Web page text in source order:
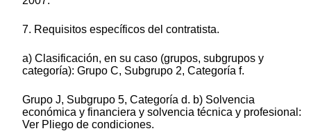
7. Requisitos específicos del contratista.
a) Clasificación, en su caso (grupos, subgrupos y
categoría): Grupo C, Subgrupo 2, Categoría f.
Grupo J, Subgrupo 5, Categoría d. b) Solvencia
económica y financiera y solvencia técnica y profesional:
Ver Pliego de condiciones.